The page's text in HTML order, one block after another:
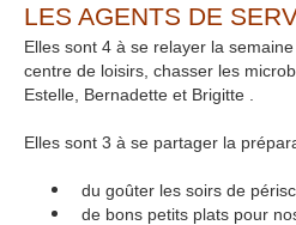
LES AGENTS DE
Elles sont 4 à se relayer la
centre de loisirs, chasser les
Estelle, Bernadette et Brigitte .
Elles sont 3 à se partager la
du goûter les soirs de
de bons petits plats pour